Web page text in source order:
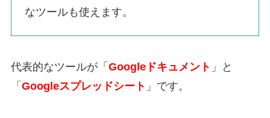
なツールも使えます。
代表的なツールが「 Googleドキュメント 」と
「 Googleスプレッドシート 」です。